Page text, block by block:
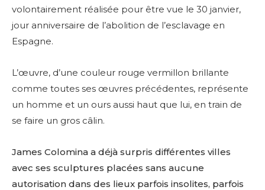
volontairement réalisée pour être vue le 30 janvier,
jour anniversaire de l’abolition de l’esclavage en
Espagne.
L’œuvre, d’une couleur rouge vermillon brillante
comme toutes ses œuvres précédentes, représente
un homme et un ours aussi haut que lui, en train de
se faire un gros câlin.
James Colomina a déjà surpris différentes villes
avec ses sculptures placées sans aucune
autorisation dans des lieux parfois insolites, parfois